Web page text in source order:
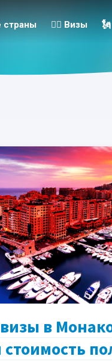
страны 👮‍♂️ Визы
в